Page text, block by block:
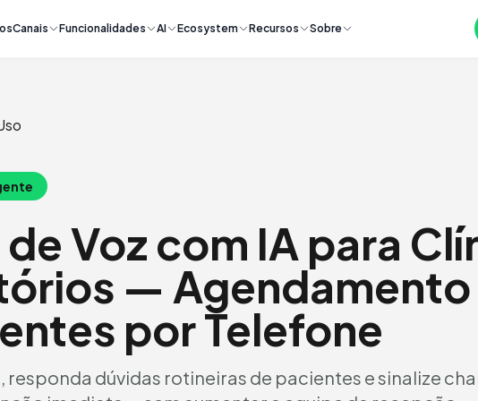
Canais Funcionalidades AI Ecosystem Recursos Sobre
Voz com IA para
— Agendamento
por Telefone
responda dúvidas rotineiras de pacientes e sinalize